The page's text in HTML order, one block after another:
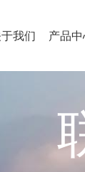
我们 产品